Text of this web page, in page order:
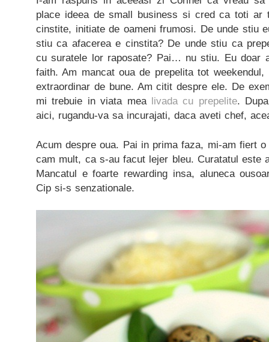
place ideea de small business si cred ca toti ar
cinstite, initiate de oameni frumosi. De unde stiu
stiu ca afacerea e cinstita? De unde stiu ca
cu suratele lor raposate? Pai… nu stiu. Eu doar
faith. Am mancat oua de prepelita tot
extraordinar de bune. Am citit despre ele. De
mi trebuie in viata mea livada cu prepelite.
aici, rugandu-va sa incurajati, daca aveti chef,
Acum despre oua. Pai in prima faza, mi-am fiert
cam mult, ca s-au facut lejer bleu. Curatatul este
Mancatul e foarte rewarding insa, aluneca
Cip si-s senzationale.